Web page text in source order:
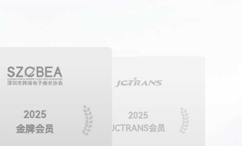
2025
金牌会员
2025
JCTRANS会员